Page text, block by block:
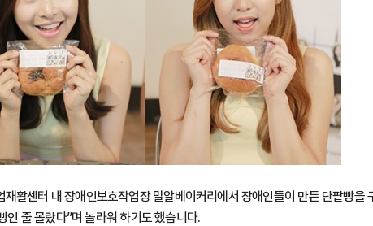
활센터 내 장애인보호작업장 밀알베이커리에서 장애인들이 만든 단팥빵
인 줄 몰랐다”며 놀라워 하기도 했습니다.